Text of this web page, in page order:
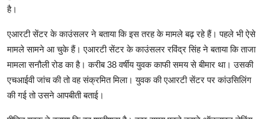
है।
एआरटी सेंटर के काउंसलर ने बताया कि इस तरह के मामले बढ़ रहे हैं। पहले भी ऐसे
मामले सामने आ चुके हैं। एआरटी सेंटर के काउंसलर रविंद्र सिंह ने बताया कि ताजा
मामला सनौली रोड का है। करीब 38 वर्षीय युवक काफी समय से बीमार था। उसकी
एचआईवी जांच की तो वह संक्रमित मिला। युवक की एआरटी सेंटर पर कांउसिलिंग
की गई तो उसने आपबीती बताई।